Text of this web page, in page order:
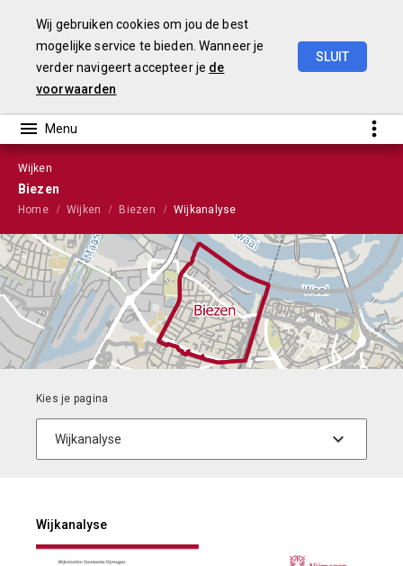
Wij gebruiken cookies om jou de best
mogelijke service te bieden. Wanneer je
verder navigeert accepteer je de
voorwaarden
SLUIT
Wijken
Biezen
Home Wijken Biezen Wijkanalyse
Wijkanalyse